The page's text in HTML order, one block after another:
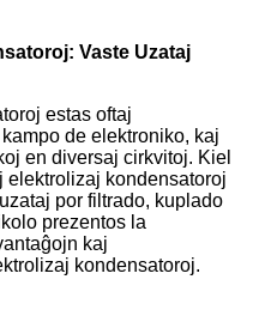
Vaste Uzataj
estas oftaj
de elektroniko, kaj
en diversaj cirkvitoj. Kiel
elektrolizaj kondensatoroj
por filtrado, kuplado
prezentos la
kaj
kondensatoroj.